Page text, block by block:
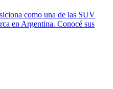
como una de las SUV
en Argentina. Conocé sus